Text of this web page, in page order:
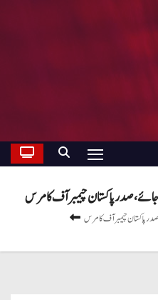
صدر پاکستان چیمبر آف کامرس
پاکستان چیمبر آف کامرس